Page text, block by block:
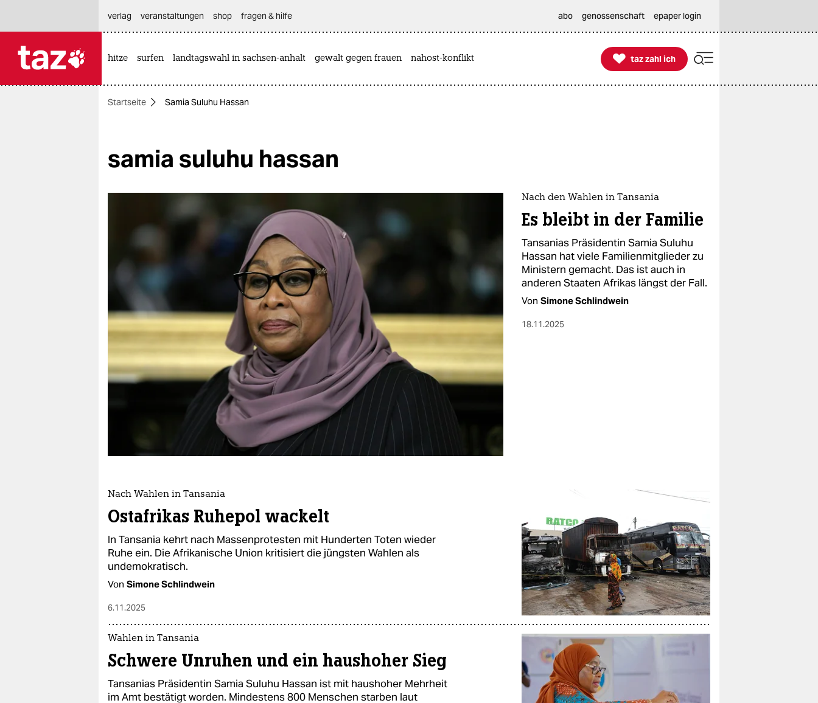
themen
öko
gesellschaft
sport
berlin
nord
wahrheit
verlag
verlag
fragen & hilfe
abo
genossenschaft
epaper login
verlag
veranstaltungen shop fragen & hilfe abo genossenschaft epaper login
hitze surfen landtagswahl in sachsen-anhalt gewalt gegen frauen nahost-konflikt 
taz zahl ich
taz zahl ich
Startseite Samia Suluhu Hassan
samia suluhu hassan
Nach den Wahlen in Tansania
Es bleibt in der Familie
Tansanias Präsidentin Samia Suluhu
Hassan hat viele Familienmitglieder zu
Ministern gemacht. Das ist auch in
anderen Staaten Afrikas längst der Fall.
Von Simone Schlindwein
18.11.2025
Nach Wahlen in Tansania
Ostafrikas Ruhepol wackelt
In Tansania kehrt nach Massenprotesten mit Hunderten Toten wieder
Ruhe ein. Die Afrikanische Union kritisiert die jüngsten Wahlen als
undemokratisch.
Von Simone Schlindwein
6.11.2025
Wahlen in Tansania
Schwere Unruhen und ein haushoher Sieg
Tansanias Präsidentin Samia Suluhu Hassan ist mit haushoher Mehrheit
im Amt bestätigt worden. Mindestens 800 Menschen starben laut